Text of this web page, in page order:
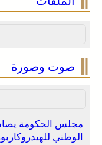
صوت وصورة
مجلس الحكومة
الوطني